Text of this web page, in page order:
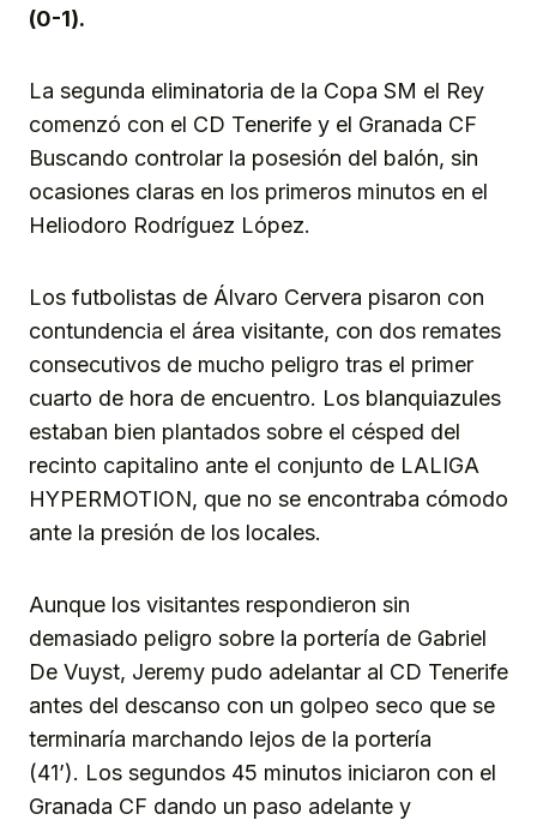
(0-1).
La segunda eliminatoria de la Copa SM el Rey
comenzó con el CD Tenerife y el Granada CF
Buscando controlar la posesión del balón, sin
ocasiones claras en los primeros minutos en el
Heliodoro Rodríguez López.
Los futbolistas de Álvaro Cervera pisaron con
contundencia el área visitante, con dos remates
consecutivos de mucho peligro tras el primer
cuarto de hora de encuentro. Los blanquiazules
estaban bien plantados sobre el césped del
recinto capitalino ante el conjunto de LALIGA
HYPERMOTION, que no se encontraba cómodo
ante la presión de los locales.
Aunque los visitantes respondieron sin
demasiado peligro sobre la portería de Gabriel
De Vuyst, Jeremy pudo adelantar al CD Tenerife
antes del descanso con un golpeo seco que se
terminaría marchando lejos de la portería
(41’). Los segundos 45 minutos iniciaron con el
Granada CF dando un paso adelante y